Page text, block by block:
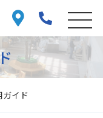
ガイド